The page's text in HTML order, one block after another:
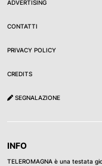
ADVERTISING
CONTATTI
PRIVACY POLICY
CREDITS
SEGNALAZIONE
INFO
TELEROMAGNA è una testata